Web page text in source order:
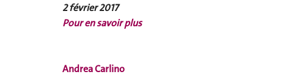
2 février 2017
Pour en savoir plus
Andrea Carlino